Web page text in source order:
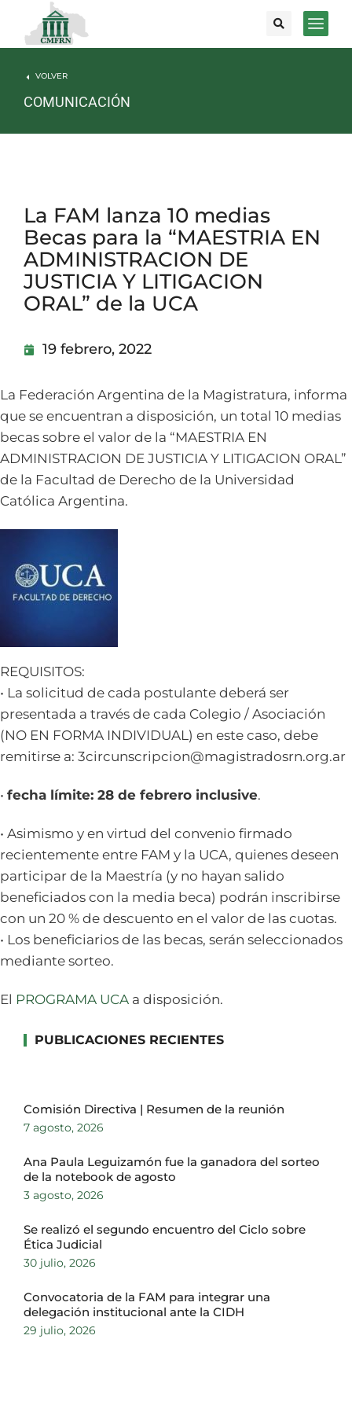
VOLVER
COMUNICACIÓN
La FAM lanza 10 medias
Becas para la “MAESTRIA EN
ADMINISTRACION DE
JUSTICIA Y LITIGACION
ORAL” de la UCA
19 febrero, 2022
La Federación Argentina de la Magistratura, informa
que se encuentran a disposición, un total 10 medias
becas sobre el valor de la “MAESTRIA EN
ADMINISTRACION DE JUSTICIA Y LITIGACION ORAL”
de la Facultad de Derecho de la Universidad
Católica Argentina.
REQUISITOS:
• La solicitud de cada postulante deberá ser
presentada a través de cada Colegio / Asociación
(NO EN FORMA INDIVIDUAL) en este caso, debe
remitirse a: 3circunscripcion@magistradosrn.org.ar
• fecha límite: 28 de febrero inclusive.
• Asimismo y en virtud del convenio firmado
recientemente entre FAM y la UCA, quienes deseen
participar de la Maestría (y no hayan salido
beneficiados con la media beca) podrán inscribirse
con un 20 % de descuento en el valor de las cuotas.
• Los beneficiarios de las becas, serán seleccionados
mediante sorteo.
El PROGRAMA UCA a disposición.
PUBLICACIONES RECIENTES
Comisión Directiva | Resumen de la reunión
7 agosto, 2026
Ana Paula Leguizamón fue la ganadora del sorteo
de la notebook de agosto
3 agosto, 2026
Se realizó el segundo encuentro del Ciclo sobre
Ética Judicial
30 julio, 2026
Convocatoria de la FAM para integrar una
delegación institucional ante la CIDH
29 julio, 2026